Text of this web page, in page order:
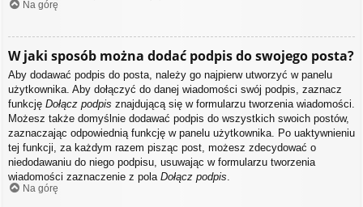
Na górę
W jaki sposób można dodać podpis do swojego posta?
Aby dodawać podpis do posta, należy go najpierw utworzyć w panelu
użytkownika. Aby dołączyć do danej wiadomości swój podpis, zaznacz
funkcję Dołącz podpis znajdującą się w formularzu tworzenia wiadomości.
Możesz także domyślnie dodawać podpis do wszystkich swoich postów,
zaznaczając odpowiednią funkcję w panelu użytkownika. Po uaktywnieniu
tej funkcji, za każdym razem pisząc post, możesz zdecydować o
niedodawaniu do niego podpisu, usuwając w formularzu tworzenia
wiadomości zaznaczenie z pola Dołącz podpis.
Na górę